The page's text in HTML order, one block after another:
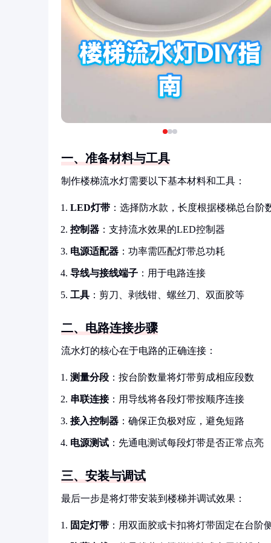
一、准备材料与工具
制作楼梯流水灯需要以下基本材料和工具：
LED灯带 ：选择防水款，长度根据楼梯总台阶
控制器 ：支持流水效果的LED控制器
电源适配器 ：功率需匹配灯带总功耗
导线与接线端子 ：用于电路连接
工具 ：剪刀、剥线钳、螺丝刀、双面胶等
二、电路连接步骤
流水灯的核心在于电路的正确连接：
测量分段 ：按台阶数量将灯带剪成相应段数
串联连接：用导线将各段灯带按顺序连接
接入控制器 ：确保正负极对应，避免短路
电源测试 ：先通电测试每段灯带是否正常点亮
三、安装与调试
最后一步是将灯带安装到楼梯并调试效果：
固定灯带 ：用双面胶或卡扣将灯带固定在台阶